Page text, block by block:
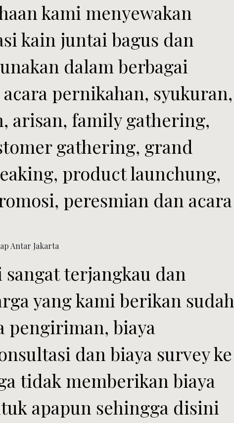
kami menyewakan
kain juntai bagus dan
dalam berbagai
pernikahan, syukuran,
arisan, family gathering,
gathering, grand
product launchung,
peresmian dan acara
terjangkau dan
yang kami berikan sudah
pengiriman, biaya
dan biaya survey ke
tidak memberikan biaya
apapun sehingga disini